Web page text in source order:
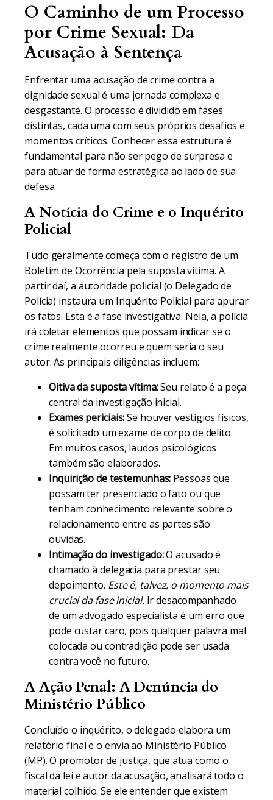
O Caminho de um Processo
por Crime Sexual: Da
Acusação à Sentença
Enfrentar uma acusação de crime contra a
dignidade sexual é uma jornada complexa e
desgastante. O processo é dividido em fases
distintas, cada uma com seus próprios desafios e
momentos críticos. Conhecer essa estrutura é
fundamental para não ser pego de surpresa e
para atuar de forma estratégica ao lado de sua
defesa.
A Notícia do Crime e o Inquérito
Policial
Tudo geralmente começa com o registro de um
Boletim de Ocorrência pela suposta vítima. A
partir daí, a autoridade policial (o Delegado de
Polícia) instaura um Inquérito Policial para apurar
os fatos. Esta é a fase investigativa. Nela, a polícia
irá coletar elementos que possam indicar se o
crime realmente ocorreu e quem seria o seu
autor. As principais diligências incluem:
Oitiva da suposta vítima:Seu relato é a peça
central da investigação inicial.
Exames periciais:Se houver vestígios físicos,
é solicitado um exame de corpo de delito.
Em muitos casos, laudos psicológicos
também são elaborados.
Inquirição de testemunhas: Pessoas que
possam ter presenciado o fato ou que
tenham conhecimento relevante sobre o
relacionamento entre as partes são
ouvidas.
Intimação do investigado:O acusado é
chamado à delegacia para prestar seu
depoimento. Este é, talvez, o momento mais
crucial da fase inicial.Ir desacompanhado
de um advogado especialista é um erro que
pode custar caro, pois qualquer palavra mal
colocada ou contradição pode ser usada
contra você no futuro.
A Ação Penal: A Denúncia do
Ministério Público
Concluído o inquérito, o delegado elabora um
relatório final e o envia ao Ministério Público
(MP). O promotor de justiça, que atua como o
fiscal da lei e autor da acusação, analisará todo o
material colhido. Se ele entender que existem